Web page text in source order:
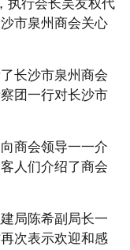
执行会长吴友权代
市泉州商会关心
长沙市泉州商会
团一行对长沙市
商会领导一一介
人们介绍了商会
局陈希副局长一
次表示欢迎和感